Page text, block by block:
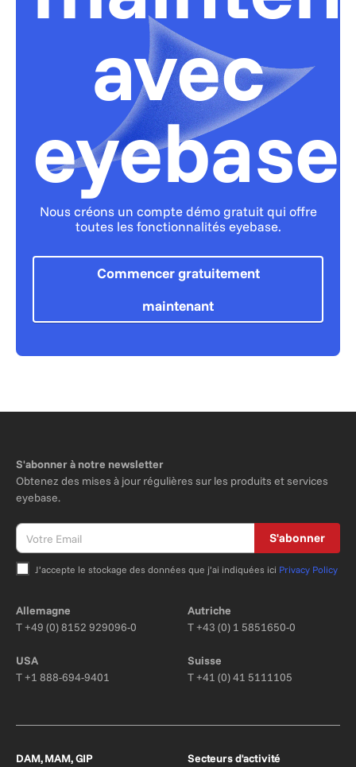
avec
eyebase
Nous créons un compte démo gratuit qui offre
toutes les fonctionnalités eyebase.
Commencer gratuitement
maintenant
S'abonner à notre newsletter
Obtenez des mises à jour régulières sur les produits et services
eyebase.
S'abonner
J’accepte le stockage des données que j’ai indiquées ici Privacy Policy
Allemagne
T+49 (0) 8152 929096-0
Autriche
T+43 (0) 1 5851650-0
USA
T+1 888-694-9401
Suisse
T+41 (0) 41 5111105
DAM, MAM, GIP
Secteurs d'activité